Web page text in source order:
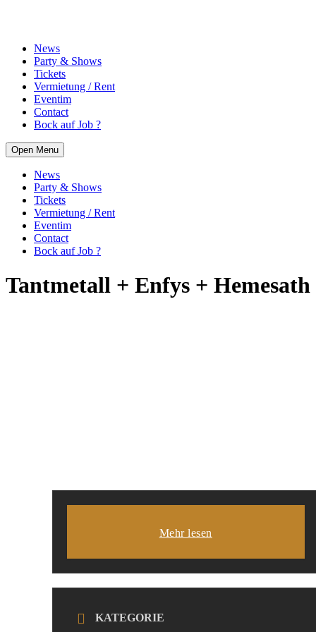
News
Party & Shows
Tickets
Vermietung / Rent
Eventim
Contact
Bock auf Job ?
Open Menu
News
Party & Shows
Tickets
Vermietung / Rent
Eventim
Contact
Bock auf Job ?
Tantmetall + Enfys + Hemesath
Mehr lesen
KATEGORIE